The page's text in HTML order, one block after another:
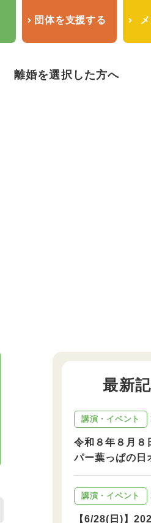
団体を支援する
離婚を選択した方へ
最新
講演・イベント
令和８年８月８
パー葉っぱの日
講演・イベント
【6/28(日)】